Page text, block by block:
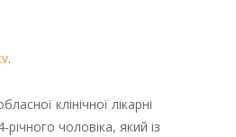
.
клінічної лікарні
чоловіка, який із